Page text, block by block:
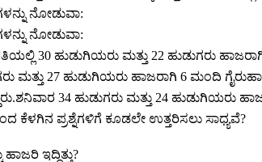
ನೋಡುವಾ:
ನೋಡುವಾ:
30 ಹುಡುಗಿಯರು ಮತ್ತು 22 ಹುಡುಗರು
ಮತ್ತು 27 ಹುಡುಗಿಯರು ಹಾಜರಾಗಿ 6 ಮಂದಿ
34 ಹುಡುಗರು ಮತ್ತು 24 ಹುಡುಗಿಯರು
ಕೆಳಗಿನ ಪ್ರಶ್ನೆಗಳಿಗೆ ಕೂಡಲೇ ಉತ್ತರಿಸಲು ಸಾಧ್ಯವೆ?
ಇದ್ದಿತ್ತು?